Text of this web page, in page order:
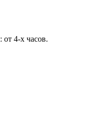
: от 4-х часов.